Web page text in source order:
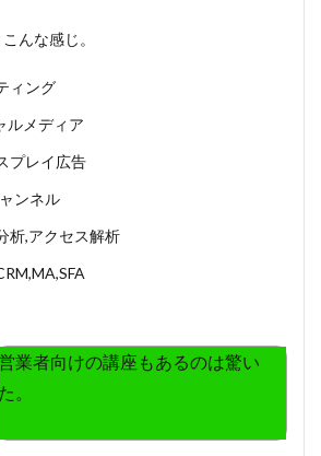
んな感じ。
ィング
ルメディア
プレイ広告
ンネル
析,アクセス解析
業者向けの講座もあるのは驚い
た。